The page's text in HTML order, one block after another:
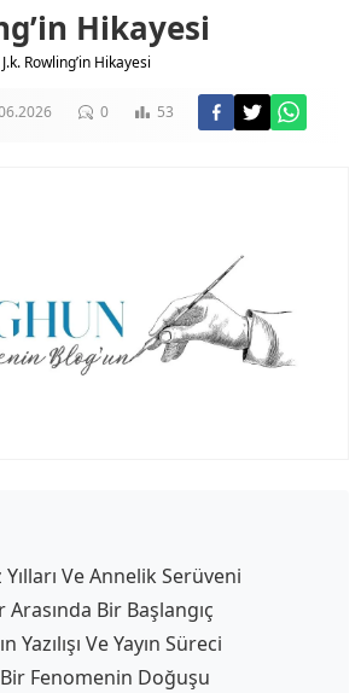
Hikayesi
J.k. Rowling’in Hikayesi
0 53
Ve Annelik Serüveni
Arasında Bir Başlangıç
Yazılışı Ve Yayın Süreci
Fenomenin Doğuşu